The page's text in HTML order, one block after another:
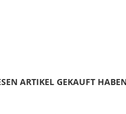
ARTIKEL GEKAUFT